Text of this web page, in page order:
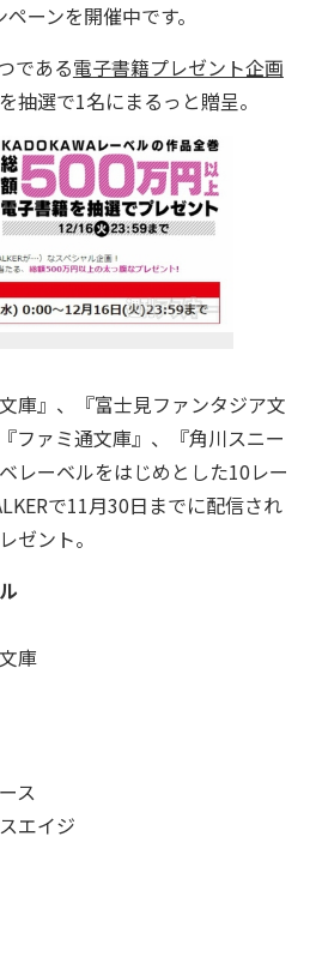
ーンを開催中です。
である電子書籍プレゼント企画
抽選で1名にまるっと贈呈。
庫』、『富士見ファンタジア文
ファミ通文庫』、『角川スニー
レーベルをはじめとした10レー
で11月30日までに配信され
ゼント。
庫
ス
エイジ